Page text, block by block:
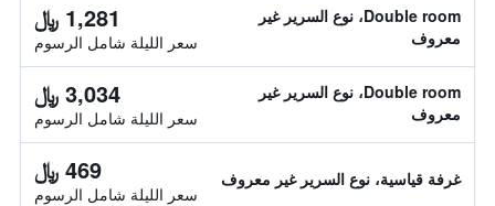
Double room، نوع السرير غير
معروف
1,281 ﷼
سعر الليلة شامل الرسوم
Double room، نوع السرير غير
معروف
3,034 ﷼
سعر الليلة شامل الرسوم
غرفة قياسية، نوع السرير غير معروف 469 ﷼
سعر الليلة شامل الرسوم